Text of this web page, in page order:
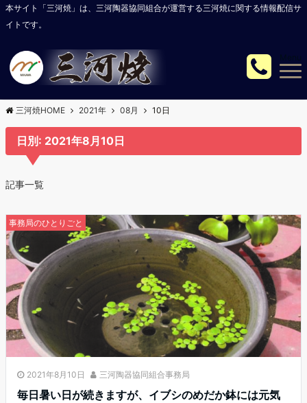
本サイト「三河焼」は、三河陶器協同組合が運営する三河焼に関する情報配信サ
イトです。
Menu
三河焼HOME 2021年 08月 10日
日別: 2021年8月10日
記事一覧
事務局のひとりごと
2021年8月10日 三河陶器協同組合事務局
毎日暑い日が続きますが、イブシのめだか鉢には元気